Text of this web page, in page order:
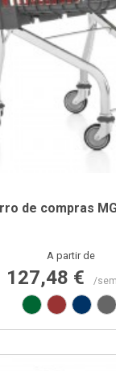
de compras
Preço
A partir de
127,48 € /
Verde RAL6029
Vermelho
Azul